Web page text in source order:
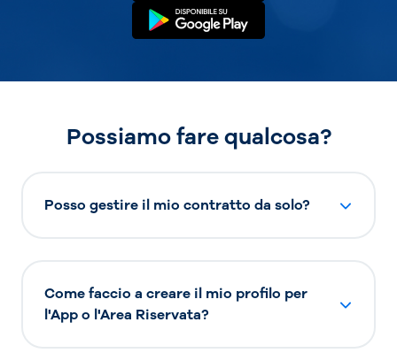
Possiamo fare qualcosa?
Posso gestire il mio contratto da solo?
Come faccio a creare il mio profilo per
l'App o l'Area Riservata?